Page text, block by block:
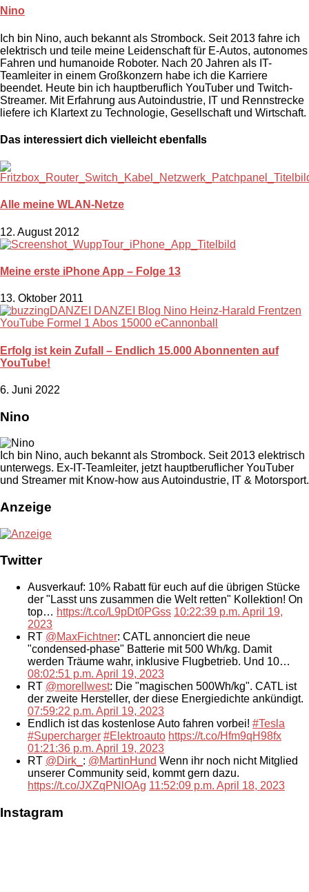
Nino
Ich bin Nino, auch bekannt als Strombock. Seit 2013 fahre ich
elektrisch und teile meine Leidenschaft für E-Autos, autonomes
Fahren und humanoide Roboter. Nach 20 Jahren als IT-
Teamleiter in einem Großkonzern habe ich die Karriere
beendet. Heute bin ich hauptberuflich YouTuber und Twitch-
Streamer. Mit Erfahrung aus Autoindustrie, IT und Rennstrecke
liefere ich Klartext zu Technologie, Gesellschaft und Wirtschaft.
Das interessiert dich vielleicht ebenfalls
Alle meine WLAN-Netze
12. August 2012
Meine erste iPhone App – Folge 13
13. Oktober 2011
Erfolg ist kein Zufall – Endlich 15.000 Abonnenten auf
YouTube!
6. Juni 2022
Nino
Ich bin Nino, auch bekannt als Strombock. Seit 2013 elektrisch
unterwegs. Ex-IT-Teamleiter, jetzt hauptberuflicher YouTuber
und Streamer mit Know-how aus Autoindustrie, IT & Motorsport.
Anzeige
Twitter
Ausverkauf: 10% Rabatt für euch auf die übrigen Stücke
der "Lasst uns zusammen die Welt retten" Kollektion! On
top… https://t.co/L9pDt0PGss 10:22:39 p.m. April 19,
2023
RT @MaxFichtner: CATL annonciert die neue
"condensed-phase" Batterie mit 500 Wh/kg. Damit
werden Träume wahr, inklusive Flugbetrieb. Und 10…
08:02:51 p.m. April 19, 2023
RT @morellwest: Die "magischen 500Wh/kg". CATL ist
der zweite Hersteller, der diese Energiedichte ankündigt.
07:59:22 p.m. April 19, 2023
Endlich ist das kostenlose Auto fahren vorbei! #Tesla
#Supercharger #Elektroauto https://t.co/Hfm9qH98fx
01:21:36 p.m. April 19, 2023
RT @Dirk_ : @MartinHund Wenn ihr noch nicht Mitglied
unserer Community seid, kommt gern dazu.
https://t.co/JXZqPNlOAg 11:52:09 p.m. April 18, 2023
Instagram